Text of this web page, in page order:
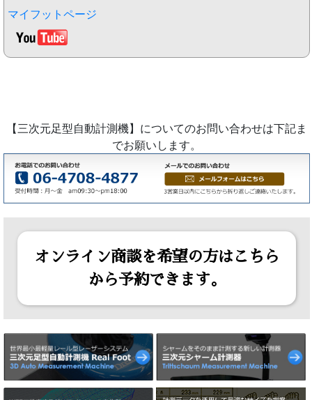
マイフットページ
【三次元足型自動計測機】についてのお問い合わせは下記ま
でお願いします。
オンライン商談を希望の方はこちら
から予約できます。